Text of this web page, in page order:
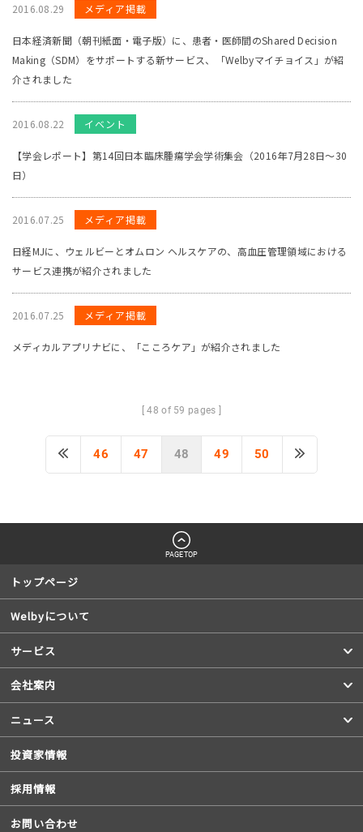
2016.08.29 メディア掲載
日本経済新聞（朝刊紙面・電子版）に、患者・医師間のShared Decision
Making（SDM）をサポートする新サービス、「Welbyマイチョイス」が紹
介されました
2016.08.22 イベント
【学会レポート】第14回日本臨床腫瘍学会学術集会（2016年7月28日～30
日）
2016.07.25 メディア掲載
日経MJに、ウェルビーとオムロン ヘルスケアの、高血圧管理領域における
サービス連携が紹介されました
2016.07.25 メディア掲載
メディカルアプリナビに、「こころケア」が紹介されました
[ 48 of 59 pages ]
46 47 48 49 50
PAGETOP
トップページ
Welbyについて
サービス
会社案内
ニュース
投資家情報
採用情報
お問い合わせ